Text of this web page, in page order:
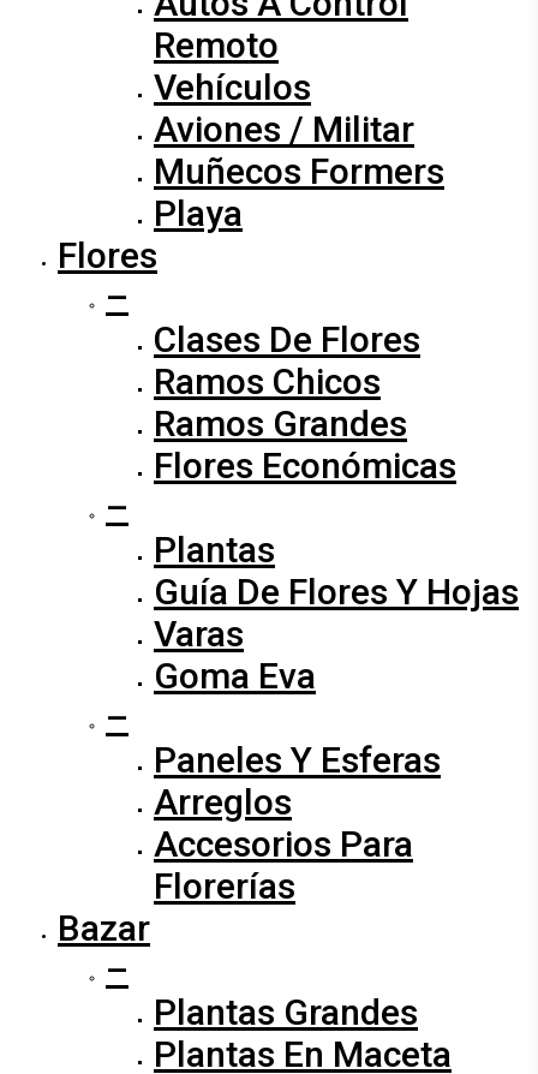
Remoto
Vehículos
Aviones / Militar
Muñecos Formers
Playa
Flores
–
Clases De Flores
Ramos Chicos
Ramos Grandes
Flores Económicas
–
Plantas
Guía De Flores Y Hojas
Varas
Goma Eva
–
Paneles Y Esferas
Arreglos
Accesorios Para
Florerías
Bazar
–
Plantas Grandes
Plantas En Maceta